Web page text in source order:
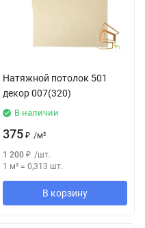
Натяжной потолок 501
декор 007(320)
В наличии
375 ₽ /м²
1 200 ₽ /шт.
1 м² = 0,313 шт.
В корзину